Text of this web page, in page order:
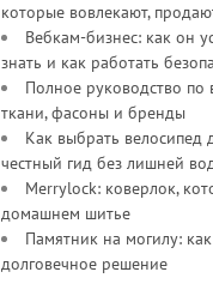
которые вовлекают,
Вебкам-бизнес: как он
знать и как работать
Полное руководство
ткани, фасоны и бренды
Как выбрать велосипед
честный гид без лишней
Merrylock: коверлок,
домашнем шитье
Памятник на могилу:
долговечное решение